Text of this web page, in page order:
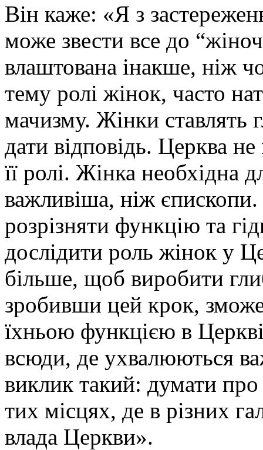
Він каже: «Я з
може звести все до
влаштована інакше, ніж
тему ролі жінок, часто
мачизму. Жінки ставлять
дати відповідь. Церква
її ролі. Жінка необхідна
важливіша, ніж
розрізняти функцію та
дослідити роль жінок у
більше, щоб виробити
зробивши цей крок,
їхньою функцією в
всюди, де ухвалюються
виклик такий: думати
тих місцях, де в різних
влада Церкви».